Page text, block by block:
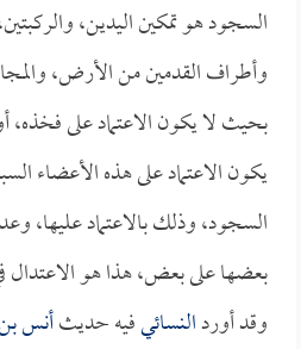
السجود هو تمكين اليدين،
وأطراف القدمين من الأرض،
بحيث لا يكون الاعتماد على فخذه،
يكون الاعتماد على هذه الأعضاء
السجود، وذلك بالاعتماد عليها،
بعضها على بعض، هذا هو
وقد أوردالنسائيفيه حديثأنس